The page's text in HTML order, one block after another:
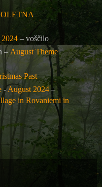
– voščilo
–August Theme
Past
-August 2024–
in Rovaniemi in